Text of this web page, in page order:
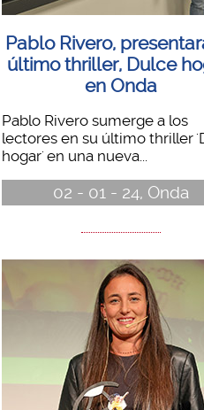
Pablo Rivero,
último thriller, Dulce
en Onda
Pablo Rivero sumerge a los
lectores en su último thriller
hogar' en una nueva...
02 - 01 - 24, Onda